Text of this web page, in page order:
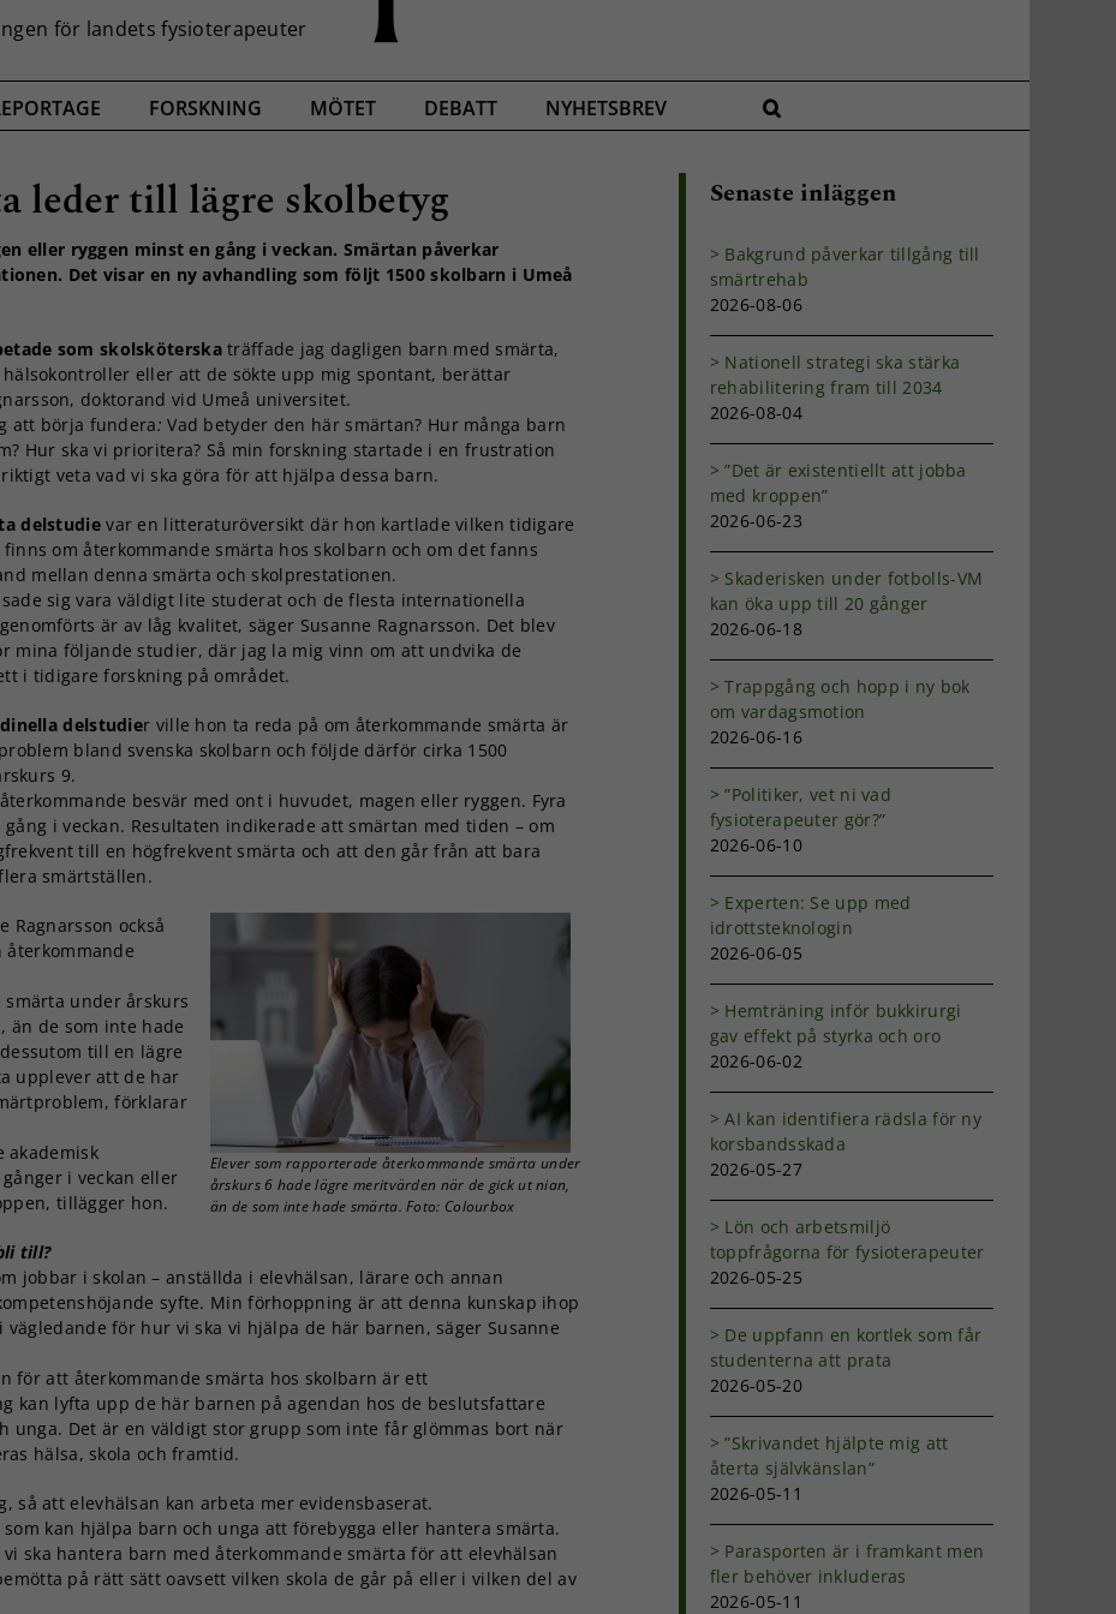
FORSKNING MÖTET DEBATT NYHETSBREV
leder till lägre skolbetyg
eller ryggen minst en gång i veckan. Smärtan påverkar
Det visar en ny avhandling som följt 1500 skolbarn i Umeå
som skolsköterskaträffade jag dagligen barn med smärta,
eller att de sökte upp mig spontant, berättar
doktorand vid Umeå universitet.
att börja fundera:Vad betyder den här smärtan? Hur många barn
Hur ska vi prioritera? Så min forskning startade i en frustration
veta vad vi ska göra för att hjälpa dessa barn.
delstudievar en litteraturöversikt där hon kartlade vilken tidigare
finns om återkommande smärta hos skolbarn och om det fanns
mellan denna smärta och skolprestationen.
sig vara väldigt lite studerat och de flesta internationella
är av låg kvalitet, säger Susanne Ragnarsson. Det blev
mina följande studier, där jag la mig vinn om att undvika de
i tidigare forskning på området.
delstudier ville hon ta reda på om återkommande smärta är
bland svenska skolbarn och följde därför cirka 1500
9.
besvär med ont i huvudet, magen eller ryggen. Fyra
i veckan. Resultaten indikerade att smärtan med tiden – om
till en högfrekvent smärta och att den går från att bara
smärtställen.
Elever som rapporterade återkommande smärta under
årskurs 6 hade lägre meritvärden när de gick ut nian,
än de som inte hade smärta. Foto: Colourbox
Ragnarsson också
under årskurs
än de som inte hade
till en lägre
upplever att de har
förklarar
akademisk
i veckan eller
tillägger hon.
till?
jobbar i skolan – anställda i elevhälsan, lärare och annan
syfte. Min förhoppning är att denna kunskap ihop
för hur vi ska vi hjälpa de här barnen, säger Susanne
för att återkommande smärta hos skolbarn är ett
kan lyfta upp de här barnen på agendan hos de beslutsfattare
unga. Det är en väldigt stor grupp som inte får glömmas bort när
hälsa, skola och framtid.
så att elevhälsan kan arbeta mer evidensbaserat.
kan hjälpa barn och unga att förebygga eller hantera smärta.
ska hantera barn med återkommande smärta för att elevhälsan
på rätt sätt oavsett vilken skola de går på eller i vilken del av
Senaste inläggen
Bakgrund påverkar tillgång till
smärtrehab
2026-08-06
Nationell strategi ska stärka
rehabilitering fram till 2034
2026-08-04
”Det är existentiellt att jobba
med kroppen”
2026-06-23
Skaderisken under fotbolls-VM
kan öka upp till 20 gånger
2026-06-18
Trappgång och hopp i ny bok
om vardagsmotion
2026-06-16
”Politiker, vet ni vad
fysioterapeuter gör?”
2026-06-10
Experten: Se upp med
idrottsteknologin
2026-06-05
Hemträning inför bukkirurgi
gav effekt på styrka och oro
2026-06-02
AI kan identifiera rädsla för ny
korsbandsskada
2026-05-27
Lön och arbetsmiljö
toppfrågorna för fysioterapeuter
2026-05-25
De uppfann en kortlek som får
studenterna att prata
2026-05-20
”Skrivandet hjälpte mig att
återta självkänslan”
2026-05-11
Parasporten är i framkant men
fler behöver inkluderas
2026-05-11